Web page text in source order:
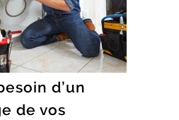
d’un
de vos